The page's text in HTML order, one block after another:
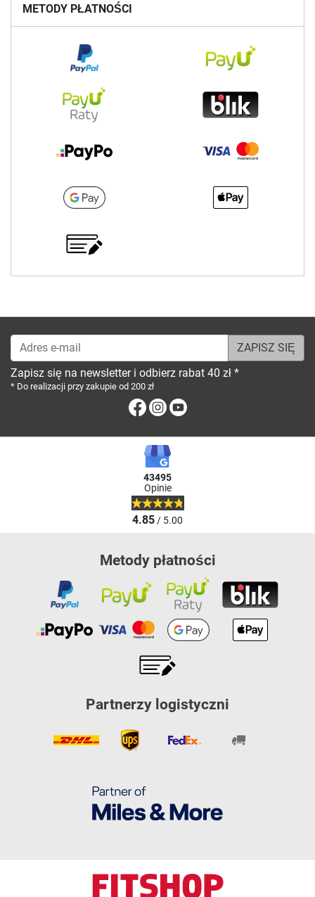
METODY PŁATNOŚCI
Adres e-mail
Zapisz się na newsletter i odbierz rabat 40 zł *
* Do realizacji przy zakupie od 200 zł
FacebookInstagram
43495
Opinie
4.85/ 5.00
Metody płatności
Partnerzy logistyczni